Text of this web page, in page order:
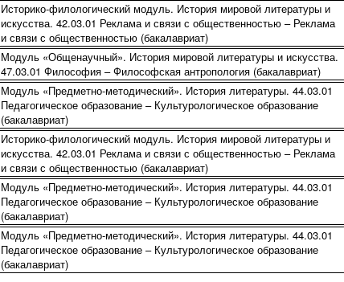
Историко-филологический модуль. История мировой литературы и
искусства. 42.03.01 Реклама и связи с общественностью – Реклама
и связи с общественностью (бакалавриат)
Модуль «Общенаучный». История мировой литературы и искусства.
47.03.01 Философия – Философская антропология (бакалавриат)
Модуль «Предметно-методический». История литературы. 44.03.01
Педагогическое образование – Культурологическое образование
(бакалавриат)
Историко-филологический модуль. История мировой литературы и
искусства. 42.03.01 Реклама и связи с общественностью – Реклама
и связи с общественностью (бакалавриат)
Модуль «Предметно-методический». История литературы. 44.03.01
Педагогическое образование – Культурологическое образование
(бакалавриат)
Модуль «Предметно-методический». История литературы. 44.03.01
Педагогическое образование – Культурологическое образование
(бакалавриат)